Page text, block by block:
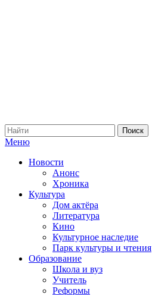
Меню
Новости
Анонс
Хроника
Культура
Дом актёра
Литература
Кино
Культурное наследие
Парк культуры и чтения
Образование
Школа и вуз
Учитель
Реформы